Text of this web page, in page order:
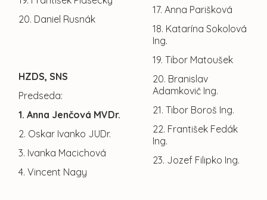
20. Daniel Rusnák
HZDS, SNS
Predseda:
1. Anna Jenčová MVDr.
2. Oskar Ivanko JUDr.
3. Ivanka Macichová
4. Vincent Nagy
17. Anna Parišková
18. Katarína Sokolová
Ing.
19. Tibor Matoušek
20. Branislav
Adamkovič Ing.
21. Tibor Boroš Ing.
22. František Fedák
Ing.
23. Jozef Filipko Ing.